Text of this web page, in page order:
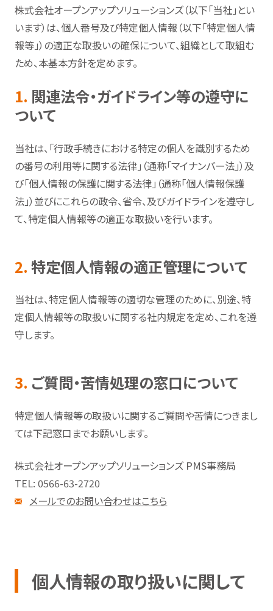
株式会社オープンアップソリューションズ（以下「当社」とい
います）は、個人番号及び特定個人情報（以下「特定個人情
報等」）の適正な取扱いの確保について、組織として取組む
ため、本基本方針を定めます。
1. 関連法令・ガイドライン等の遵守に
ついて
当社は、「行政手続きにおける特定の個人を識別するため
の番号の利用等に関する法律」（通称「マイナンバー法」）及
び「個人情報の保護に関する法律」（通称「個人情報保護
法」）並びにこれらの政令、省令、及びガイドラインを遵守し
て、特定個人情報等の適正な取扱いを行います。
2. 特定個人情報の適正管理について
当社は、特定個人情報等の適切な管理のために、別途、特
定個人情報等の取扱いに関する社内規定を定め、これを遵
守します。
3. ご質問・苦情処理の窓口について
特定個人情報等の取扱いに関するご質問や苦情につきまし
ては下記窓口までお願いします。
株式会社オープンアップソリューションズ PMS事務局
TEL: 0566-63-2720
メールでのお問い合わせはこちら
個人情報の取り扱いに関して